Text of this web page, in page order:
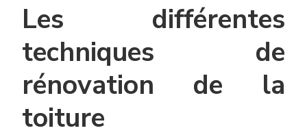
Les différentes
techniques de
rénovation de la
toiture